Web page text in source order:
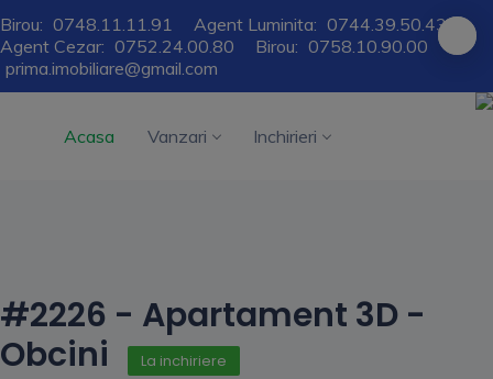
Birou: 0748.11.11.91 Agent Luminita: 0744.39.50.43
Agent Cezar: 0752.24.00.80 Birou: 0758.10.90.00
prima.imobiliare@gmail.com
Acasa Vanzari Inchirieri
#2226 - Apartament 3D -
Obcini
La inchiriere